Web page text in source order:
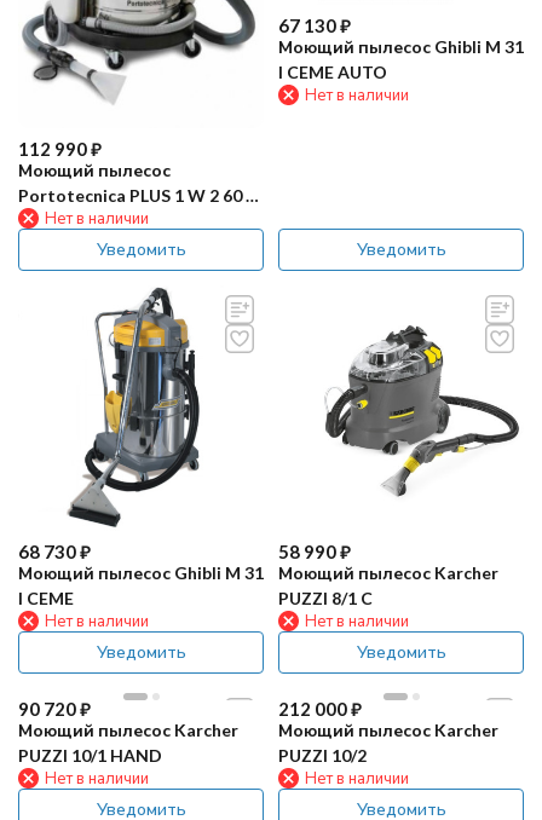
112 990₽
Моющий пылесос
Portotecnica PLUS 1 W 2 60 S
GA Нет в наличии
Уведомить
67 130₽
Моющий пылесос Ghibli M 31
I CEME AUTO
Нет в наличии
Уведомить
68 730₽
Моющий пылесос Ghibli M 31
I CEME
Нет в наличии
Уведомить
58 990₽
Моющий пылесос Karcher
PUZZI 8/1 C
Нет в наличии
Уведомить
90 720₽
Моющий пылесос Karcher
PUZZI 10/1 HAND
Нет в наличии
Уведомить
212 000₽
Моющий пылесос Karcher
PUZZI 10/2
Нет в наличии
Уведомить